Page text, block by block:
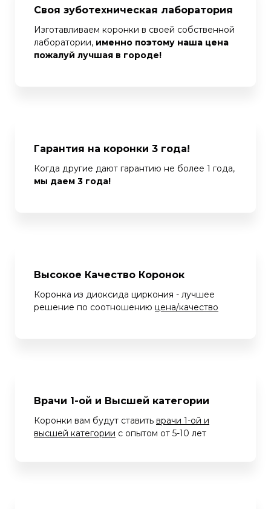
Своя зуботехническая лаборатория
Изготавливаем коронки в своей собственной
лаборатории, именно поэтому наша цена
пожалуй лучшая в городе!
Гарантия на коронки 3 года!
Когда другие дают гарантию не более 1 года,
мы даем 3 года!
Высокое Качество Коронок
Коронка из диоксида циркония - лучшее
решение по соотношению цена/качество
Врачи 1-ой и Высшей категории
Коронки вам будут ставить врачи 1-ой и
высшей категории с опытом от 5-10 лет